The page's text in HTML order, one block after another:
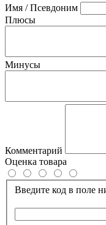
Имя / Псевдоним
Плюсы
Минусы
Комментарий
Оценка товара
Введите код в поле